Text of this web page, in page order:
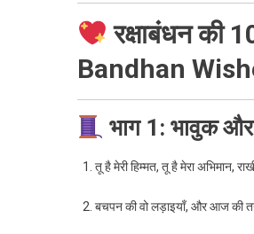
रक्षाबंधन की
Bandhan
भाग 1: भावुक
तू है मेरी हिम्मत, तू है मेरा अभिमान,
बचपन की वो लड़ाइयाँ, और आज की